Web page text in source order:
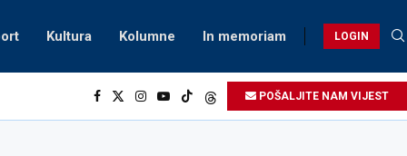
Kultura Kolumne In memoriam LOGIN
POŠALJITE NAM VIJEST